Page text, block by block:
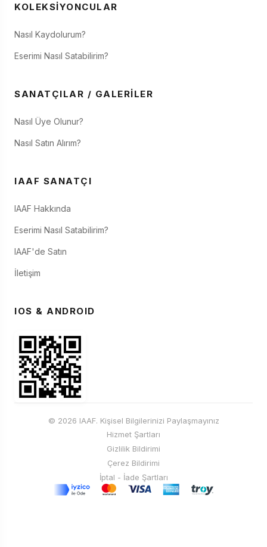
KOLEKSIYONCULAR
Nasıl Kaydolurum?
Eserimi Nasıl Satabilirim?
SANATÇILAR / GALERILER
Nasıl Üye Olunur?
Nasıl Satın Alırım?
IAAF SANATÇI
IAAF Hakkında
Eserimi Nasıl Satabilirim?
IAAF'de Satın
İletişim
IOS & ANDROID
© 2026 IAAF. Kişisel Bilgilerinizi Paylaşmayınız
Hizmet Şartları
Gizlilik Bildirimi
Çerez Bildirimi
İptal - İade Şartları